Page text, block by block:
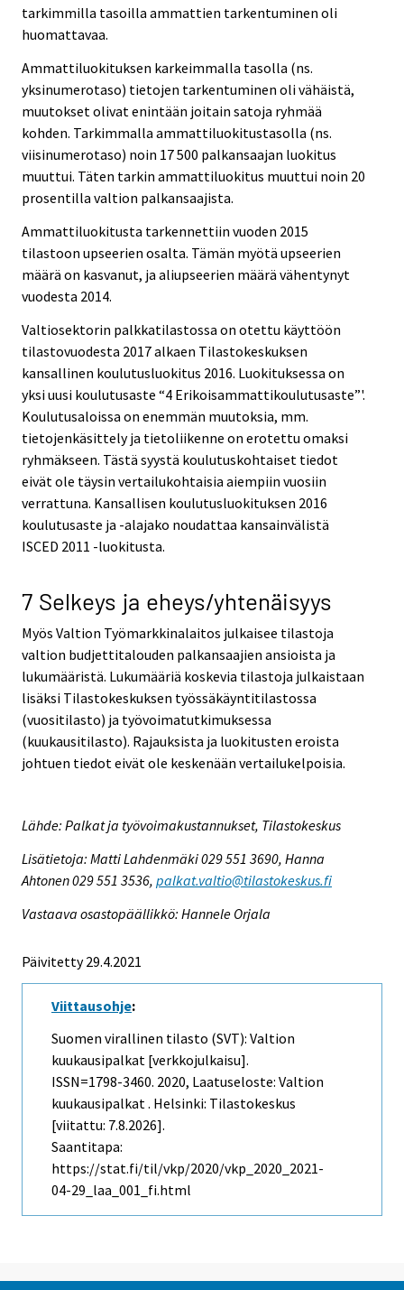
tarkimmilla tasoilla ammattien tarkentuminen oli
huomattavaa.
Ammattiluokituksen karkeimmalla tasolla (ns.
yksinumerotaso) tietojen tarkentuminen oli vähäistä,
muutokset olivat enintään joitain satoja ryhmää
kohden. Tarkimmalla ammattiluokitustasolla (ns.
viisinumerotaso) noin 17 500 palkansaajan luokitus
muuttui. Täten tarkin ammattiluokitus muuttui noin 20
prosentilla valtion palkansaajista.
Ammattiluokitusta tarkennettiin vuoden 2015
tilastoon upseerien osalta. Tämän myötä upseerien
määrä on kasvanut, ja aliupseerien määrä vähentynyt
vuodesta 2014.
Valtiosektorin palkkatilastossa on otettu käyttöön
tilastovuodesta 2017 alkaen Tilastokeskuksen
kansallinen koulutusluokitus 2016. Luokituksessa on
yksi uusi koulutusaste “4 Erikoisammattikoulutusaste”'.
Koulutusaloissa on enemmän muutoksia, mm.
tietojenkäsittely ja tietoliikenne on erotettu omaksi
ryhmäkseen. Tästä syystä koulutuskohtaiset tiedot
eivät ole täysin vertailukohtaisia aiempiin vuosiin
verrattuna. Kansallisen koulutusluokituksen 2016
koulutusaste ja -alajako noudattaa kansainvälistä
ISCED 2011 -luokitusta.
7 Selkeys ja eheys/yhtenäisyys
Myös Valtion Työmarkkinalaitos julkaisee tilastoja
valtion budjettitalouden palkansaajien ansioista ja
lukumääristä. Lukumääriä koskevia tilastoja julkaistaan
lisäksi Tilastokeskuksen työssäkäyntitilastossa
(vuositilasto) ja työvoimatutkimuksessa
(kuukausitilasto). Rajauksista ja luokitusten eroista
johtuen tiedot eivät ole keskenään vertailukelpoisia.
Lähde: Palkat ja työvoimakustannukset, Tilastokeskus
Lisätietoja: Matti Lahdenmäki 029 551 3690, Hanna
Ahtonen 029 551 3536, palkat.valtio@tilastokeskus.fi
Vastaava osastopäällikkö: Hannele Orjala
Päivitetty 29.4.2021
Viittausohje:
Suomen virallinen tilasto (SVT): Valtion
kuukausipalkat [verkkojulkaisu].
ISSN=1798-3460. 2020, Laatuseloste: Valtion
kuukausipalkat . Helsinki: Tilastokeskus
[viitattu: 7.8.2026].
Saantitapa:
https://stat.fi/til/vkp/2020/vkp_2020_2021-
04-29_laa_001_fi.html